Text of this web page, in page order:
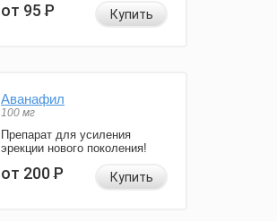
от 95Р Купить
Аванафил
100 мг
Препарат для усиления
эрекции нового поколения!
от 200Р Купить